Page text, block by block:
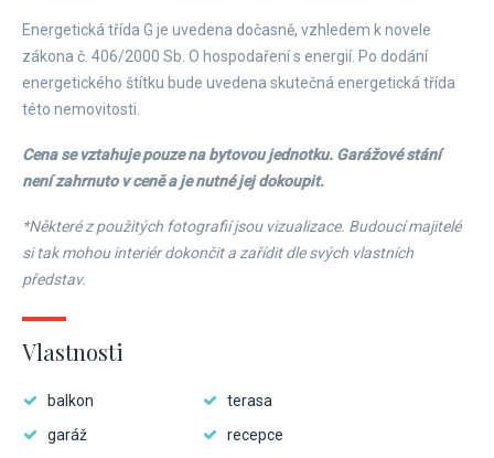
Energetická třída G je uvedena dočasně, vzhledem k novele
zákona č. 406/2000 Sb. O hospodaření s energií. Po dodání
energetického štítku bude uvedena skutečná energetická třída
této nemovitosti.
Cena se vztahuje pouze na bytovou jednotku. Garážové stání
není zahrnuto v ceně a je nutné jej dokoupit.
*Některé z použitých fotografií jsou vizualizace. Budoucí majitelé
si tak mohou interiér dokončit a zařídit dle svých vlastních
představ.
Vlastnosti
balkon
terasa
garáž
recepce